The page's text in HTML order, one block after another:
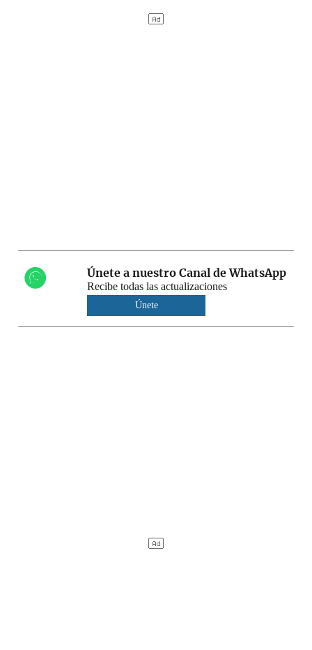
Únete a nuestro Canal de WhatsApp
Recibe todas las actualizaciones
Únete